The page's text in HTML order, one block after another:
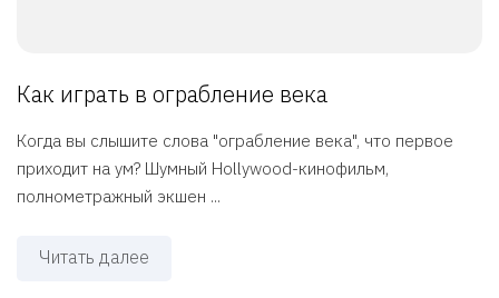
Как играть в ограбление века
Когда вы слышите слова "ограбление века", что первое
приходит на ум? Шумный Hollywood-кинофильм,
полнометражный экшен ...
Читать далее